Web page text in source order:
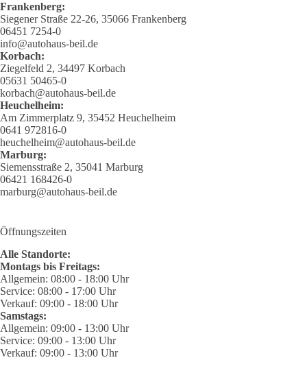
Frankenberg:
Siegener Straße 22-26, 35066 Frankenberg
06451 7254-0
info@autohaus-beil.de
Korbach:
Ziegelfeld 2, 34497 Korbach
05631 50465-0
korbach@autohaus-beil.de
Heuchelheim:
Am Zimmerplatz 9, 35452 Heuchelheim
0641 972816-0
heuchelheim@autohaus-beil.de
Marburg:
Siemensstraße 2, 35041 Marburg
06421 168426-0
marburg@autohaus-beil.de
Öffnungszeiten
Alle Standorte:
Montags bis Freitags:
Allgemein: 08:00 - 18:00 Uhr
Service: 08:00 - 17:00 Uhr
Verkauf: 09:00 - 18:00 Uhr
Samstags:
Allgemein: 09:00 - 13:00 Uhr
Service: 09:00 - 13:00 Uhr
Verkauf: 09:00 - 13:00 Uhr